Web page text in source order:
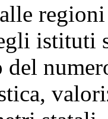
istituti
del